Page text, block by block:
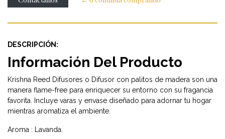
DESCRIPCIÓN:
Información Del Producto
Krishna Reed Difusores o Difusor con palitos de madera son una
manera flame-free para enriquecer su entorno con su fragancia
favorita. Incluye varas y envase diseñado para adornar tu hogar
mientras aromatiza el ambiente.
Aroma : Lavanda.